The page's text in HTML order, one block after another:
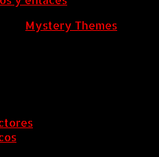
Mystery Themes